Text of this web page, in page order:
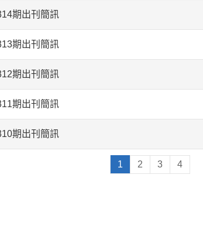
期出刊簡訊
期出刊簡訊
期出刊簡訊
期出刊簡訊
期出刊簡訊
1 2 3 4